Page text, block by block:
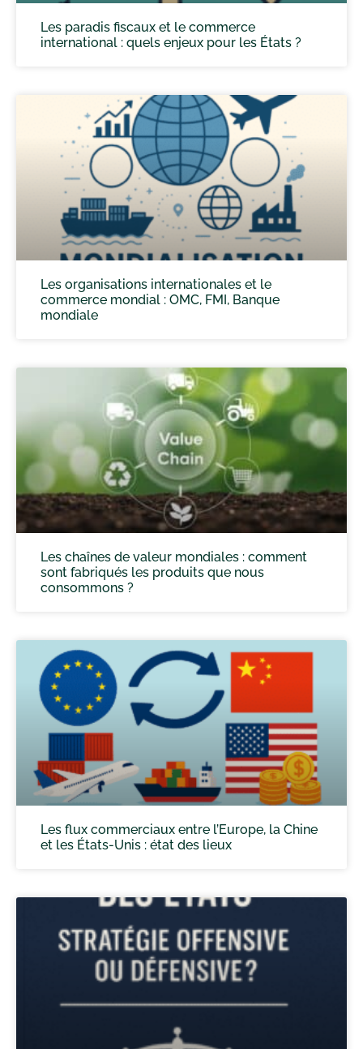
Les paradis fiscaux et le commerce
international : quels enjeux pour les États ?
Les organisations internationales et le
commerce mondial : OMC, FMI, Banque
mondiale
Les chaînes de valeur mondiales : comment
sont fabriqués les produits que nous
consommons ?
Les flux commerciaux entre l’Europe, la Chine
et les États-Unis : état des lieux